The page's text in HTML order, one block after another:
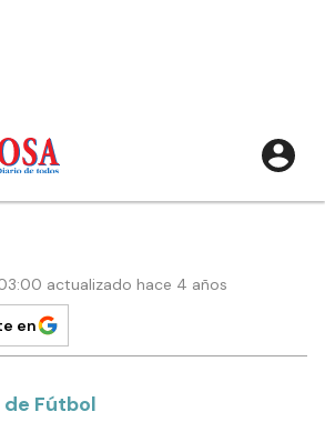
actualizado hace 4 años
en
de Fútbol